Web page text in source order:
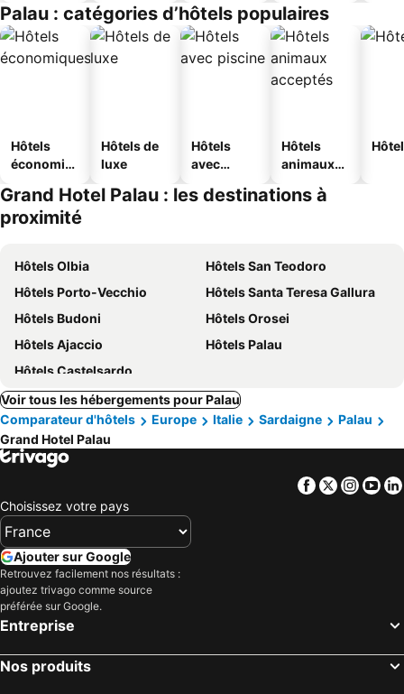
s
Palau : catégories d’hôtels populaires
Hôtels
économiq
Hôtels de
luxe
Hôtels
avec
Hôtels
animaux
Grand Hotel Palau : les destinations à
proximité
Hôtels Olbia
Hôtels San Teodoro
Hôtels Porto-Vecchio
Hôtels Santa Teresa Gallura
Hôtels Budoni
Hôtels Orosei
Hôtels Ajaccio
Hôtels Palau
Hôtels Castelsardo
Voir tous les hébergements pour Palau
Comparateur d'hôtels
Europe Italie Sardaigne
Palau
Grand Hotel Palau
Facebook
Twitter
Choisissez votre pays
Ajouter sur Google
Retrouvez facilement nos résultats :
ajoutez trivago comme source
préférée sur Google.
Entreprise
Nos produits